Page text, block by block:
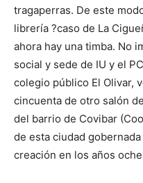
tragaperras. De este
librería ?caso de La
ahora hay una timba. No
social y sede de IU y el
colegio público El Olivar,
cincuenta de otro salón
del barrio de Covibar
de esta ciudad
creación en los años